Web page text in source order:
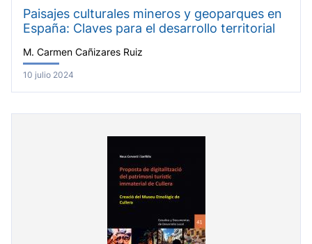
Paisajes culturales mineros y geoparques en
España: Claves para el desarrollo territorial
M. Carmen Cañizares Ruiz
10 julio 2024